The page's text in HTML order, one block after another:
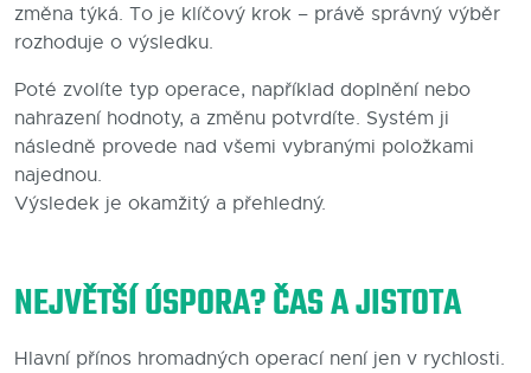
změna týká. To je klíčový krok – právě správný výběr
rozhoduje o výsledku.
Poté zvolíte typ operace, například doplnění nebo
nahrazení hodnoty, a změnu potvrdíte. Systém ji
následně provede nad všemi vybranými položkami
najednou.
Výsledek je okamžitý a přehledný.
NEJVĚTŠÍ ÚSPORA? ČAS A JISTOTA
Hlavní přínos hromadných operací není jen v rychlosti.